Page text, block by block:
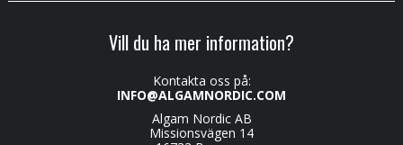
Vill du ha mer information?
Kontakta oss på:
INFO@ALGAMNORDIC.COM
Algam Nordic AB
Missionsvägen 14